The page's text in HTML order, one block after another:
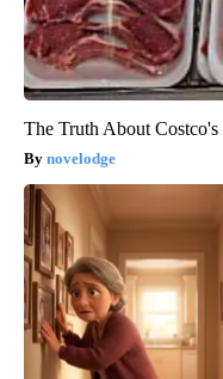
The Truth About
novelodge